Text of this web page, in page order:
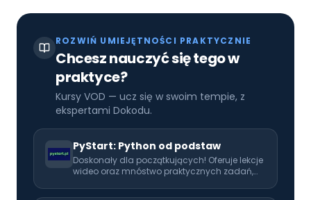
ROZWIŃ UMIEJĘTNOŚCI PRAKTYCZNIE
Chcesz nauczyć się tego w
praktyce?
Kursy VOD — ucz się w swoim tempie, z
ekspertami Dokodu.
PyStart: Python od podstaw
Doskonały dla początkujących! Oferuje lekcje
wideo oraz mnóstwo praktycznych zadań,